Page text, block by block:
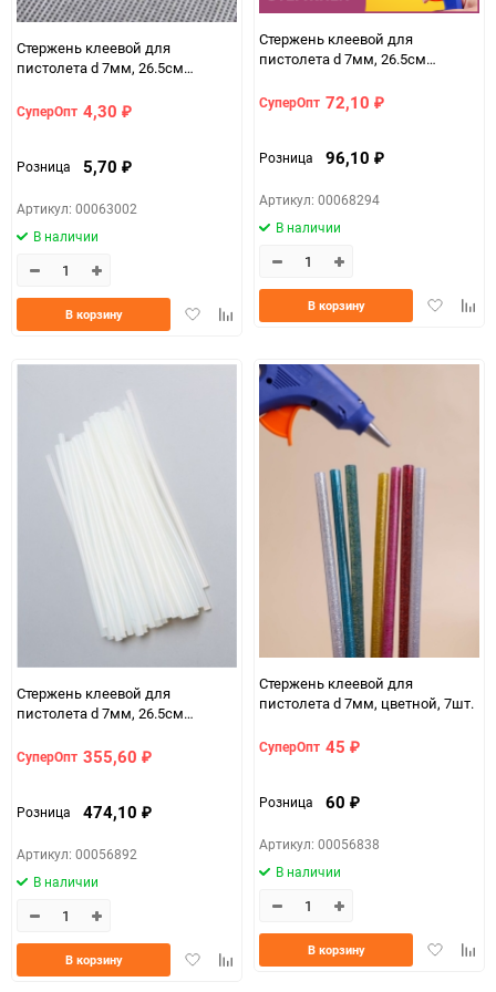
Стержень клеевой для
пистолета d 7мм, 26.5см
СуперОпт 4,30 ₽
Розница 5,70 ₽
Артикул: 00063002
В наличии
ДобавитьДобавить
В корзину
Стержень клеевой для
пистолета d 7мм, 26.5см
СуперОпт 72,10 ₽
Розница 96,10 ₽
Артикул: 00068294
В наличии
Добавить
В корзину
Стержень клеевой для
пистолета d 7мм, 26.5см
СуперОпт 355,60 ₽
Розница 474,10 ₽
Артикул: 00056892
В наличии
ДобавитьДобавить
В корзину
Стержень клеевой для
пистолета d 7мм, цветной, 7шт.
СуперОпт 45 ₽
Розница 60 ₽
Артикул: 00056838
В наличии
Добавить
В корзину